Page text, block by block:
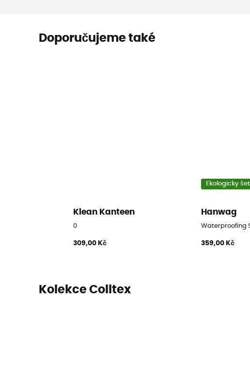
Doporučujeme také
Klean Kanteen
0
309,00 Kč
Ekologicky
Hanwag
Waterproofing
359,00 Kč
Kolekce Colltex